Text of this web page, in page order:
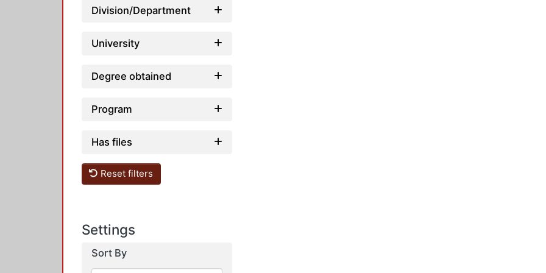
Division/Department
University
Degree obtained
Program
Has files
Reset filters
Settings
Sort By